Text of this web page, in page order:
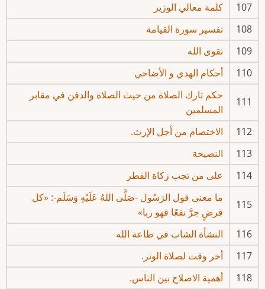
107
كلمة معالي الوزير
108
تفسير سورة القيامة
109
تقوى الله
110
أحكام الهدي و الأضاحي
111
حكم تارك الصلاة من حيث الصلاة والدفن في مقابر
المسلمين
112
الاختصام من أجل الإرث.
113
النصيحة
114
على من تجب زكاة الفطر
115
ما معنى قول الرَسُول -صَلَّى اللهُ عَلَيْهِ وَسَلَم-: «كل
قرضٍ جرَّ نفعًا فهو ربا»
116
النشأة الشاب في طاعة الله
117
أخر وقت لصلاة الوتر.
118
أهمية الاصلاح بين الناس.